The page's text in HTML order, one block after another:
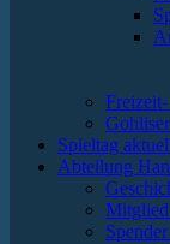
Spieltag
Abteilung